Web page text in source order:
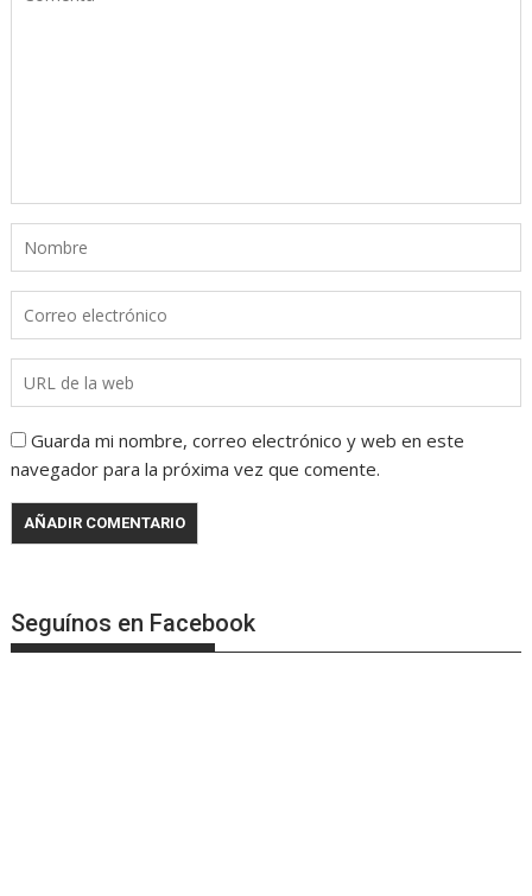
Guarda mi nombre, correo electrónico y web en este
navegador para la próxima vez que comente.
Seguínos en Facebook